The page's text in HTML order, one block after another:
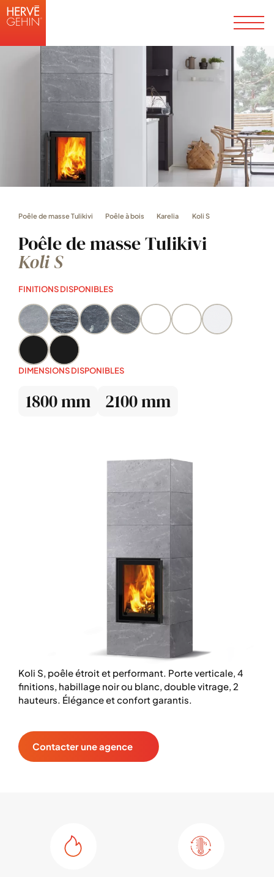
Poêle de masse Tulikivi Poêle à bois Karelia Koli S
Poêle de masse Tulikivi
Koli S
FINITIONS DISPONIBLES
DIMENSIONS DISPONIBLES
1800 mm 2100 mm
Koli S, poêle étroit et performant. Porte verticale, 4
finitions, habillage noir ou blanc, double vitrage, 2
hauteurs. Élégance et confort garantis.
Contacter une agence